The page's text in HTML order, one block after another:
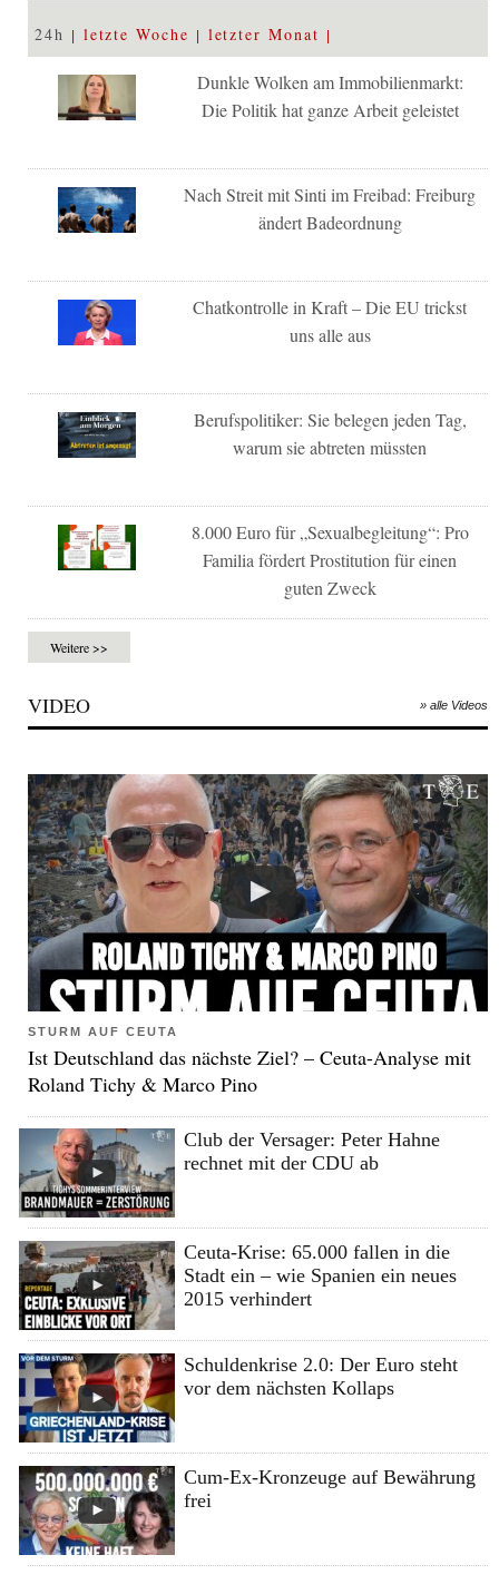
24h letzte Woche letzter Monat
Dunkle Wolken am Immobilienmarkt:
Die Politik hat ganze Arbeit geleistet
Nach Streit mit Sinti im Freibad: Freiburg
ändert Badeordnung
Chatkontrolle in Kraft – Die EU trickst
uns alle aus
Berufspolitiker: Sie belegen jeden Tag,
warum sie abtreten müssten
8.000 Euro für „Sexualbegleitung“: Pro
Familia fördert Prostitution für einen
guten Zweck
Weitere >>
VIDEO » alle Videos
STURM AUF CEUTA
Ist Deutschland das nächste Ziel? – Ceuta-Analyse mit
Roland Tichy & Marco Pino
Club der Versager: Peter Hahne
rechnet mit der CDU ab
Ceuta-Krise: 65.000 fallen in die
Stadt ein – wie Spanien ein neues
2015 verhindert
Schuldenkrise 2.0: Der Euro steht
vor dem nächsten Kollaps
Cum-Ex-Kronzeuge auf Bewährung
frei